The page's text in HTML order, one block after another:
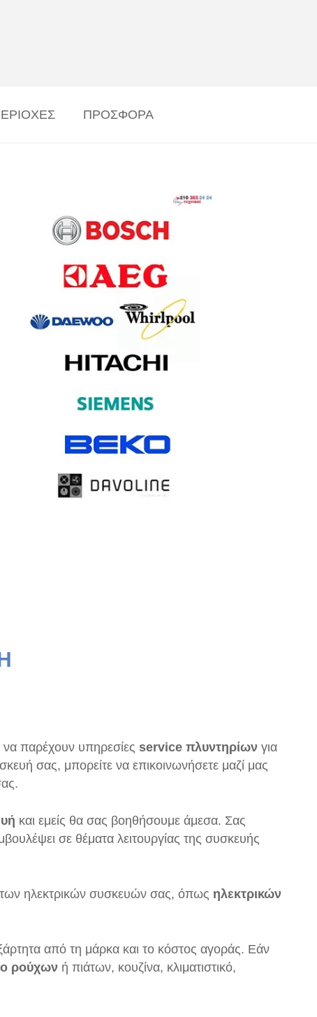
ΠΡΟΣΦΟΡΑ
να παρέχουν υπηρεσίες service πλυντηρίων για
σας, μπορείτε να επικοινωνήσετε μαζί μας
και εμείς θα σας βοηθήσουμε άμεσα. Σας
σε θέματα λειτουργίας της συσκευής
ηλεκτρικών συσκευών σας, όπως ηλεκτρικών
από τη μάρκα και το κόστος αγοράς. Εάν
ρούχων ή πιάτων, κουζίνα, κλιματιστικό,